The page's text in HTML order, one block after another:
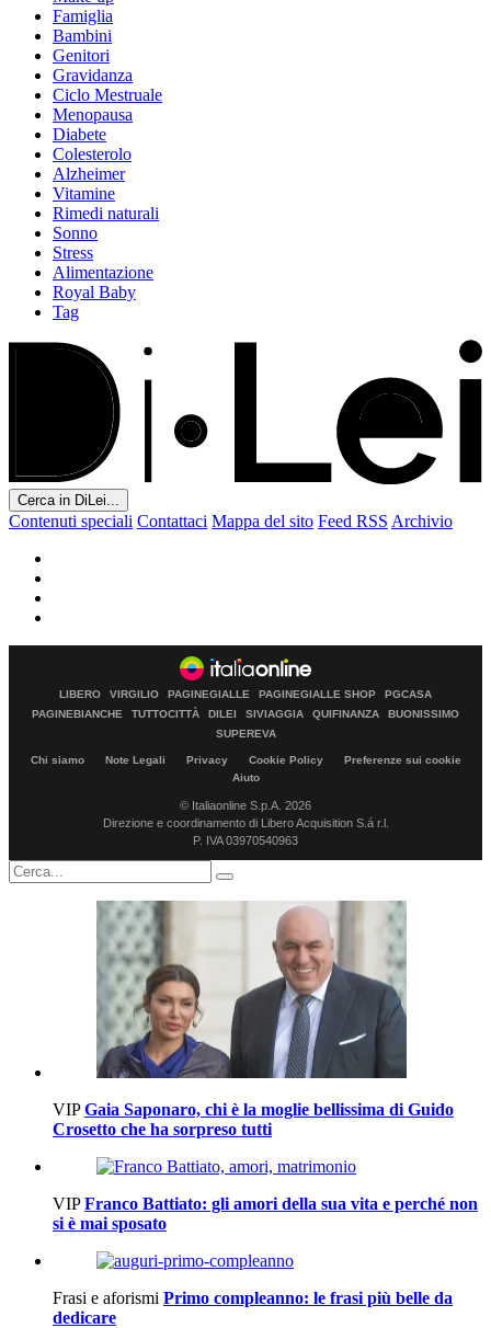
Famiglia
Bambini
Genitori
Gravidanza
Ciclo Mestruale
Menopausa
Diabete
Colesterolo
Alzheimer
Vitamine
Rimedi naturali
Sonno
Stress
Alimentazione
Royal Baby
Tag
Cerca in DiLei...
Contenuti speciali Contattaci Mappa del sito Feed RSS Archivio
LIBERO VIRGILIO PAGINEGIALLE PAGINEGIALLE SHOP
PGCASA
PAGINEBIANCHE
TUTTOCITTÀ DILEI SIVIAGGIA QUIFINANZA
BUONISSIMO
SUPEREVA
Chi siamo Note Legali Privacy Cookie Policy
Preferenze sui cookie
Aiuto
© Italiaonline S.p.A. 2026
Direzione e coordinamento di Libero Acquisition S.á r.l.
P. IVA 03970540963
VIP Gaia Saponaro, chi è la moglie bellissima di Guido
Crosetto che ha sorpreso tutti
VIP Franco Battiato: gli amori della sua vita e perché non
si è mai sposato
Frasi e aforismi Primo compleanno: le frasi più belle da
dedicare